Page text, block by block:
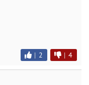
| 2 | 4